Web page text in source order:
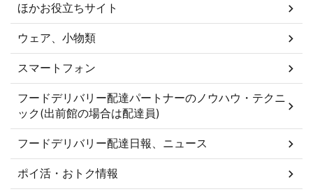
ほかお役立ちサイト
ウェア、小物類
スマートフォン
フードデリバリー配達パートナーのノウハウ・テクニ
ック(出前館の場合は配達員)
フードデリバリー配達日報、ニュース
ポイ活・おトク情報